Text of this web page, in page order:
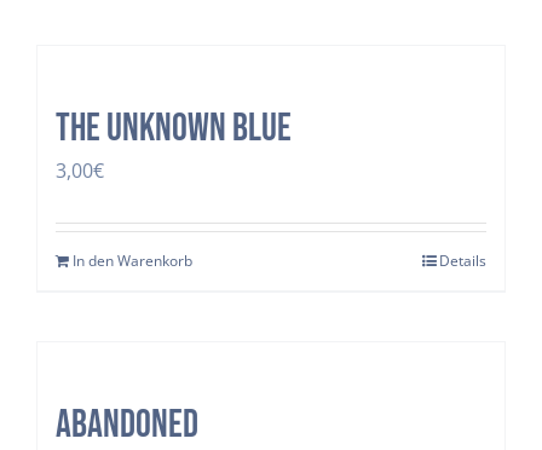
The Unknown Blue
3,00€
In den Warenkorb Details
Abandoned